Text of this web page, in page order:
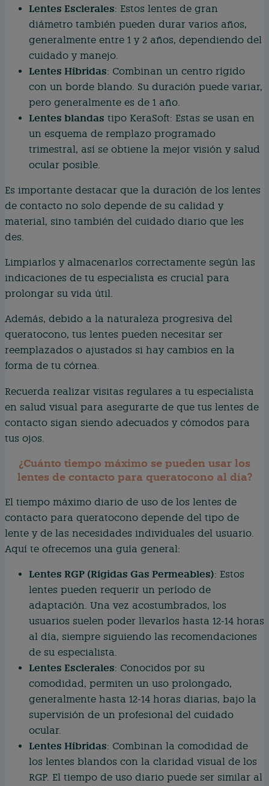
Lentes Esclerales: Estos lentes de gran
diámetro también pueden durar varios años,
generalmente entre 1 y 2 años, dependiendo del
cuidado y manejo.
Lentes Híbridas: Combinan un centro rígido
con un borde blando. Su duración puede variar,
pero generalmente es de 1 año.
Lentes blandas tipo KeraSoft: Estas se usan en
un esquema de remplazo programado
trimestral, así se obtiene la mejor visión y salud
ocular posible.
Es importante destacar que la duración de los lentes
de contacto no solo depende de su calidad y
material, sino también del cuidado diario que les
des.
Limpiarlos y almacenarlos correctamente según las
indicaciones de tu especialista es crucial para
prolongar su vida útil.
Además, debido a la naturaleza progresiva del
queratocono, tus lentes pueden necesitar ser
reemplazados o ajustados si hay cambios en la
forma de tu córnea.
Recuerda realizar visitas regulares a tu especialista
en salud visual para asegurarte de que tus lentes de
contacto sigan siendo adecuados y cómodos para
tus ojos.
¿Cuánto tiempo máximo se pueden usar los
lentes de contacto para queratocono al día?
El tiempo máximo diario de uso de los lentes de
contacto para queratocono depende del tipo de
lente y de las necesidades individuales del usuario.
Aquí te ofrecemos una guía general:
Lentes RGP (Rígidas Gas Permeables): Estos
lentes pueden requerir un período de
adaptación. Una vez acostumbrados, los
usuarios suelen poder llevarlos hasta 12-14 horas
al día, siempre siguiendo las recomendaciones
de su especialista.
Lentes Esclerales: Conocidos por su
comodidad, permiten un uso prolongado,
generalmente hasta 12-14 horas diarias, bajo la
supervisión de un profesional del cuidado
ocular.
Lentes Híbridas: Combinan la comodidad de
los lentes blandos con la claridad visual de los
RGP. El tiempo de uso diario puede ser similar al